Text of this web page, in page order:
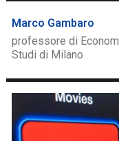
Marco Gambaro
professore di
Studi di Milano